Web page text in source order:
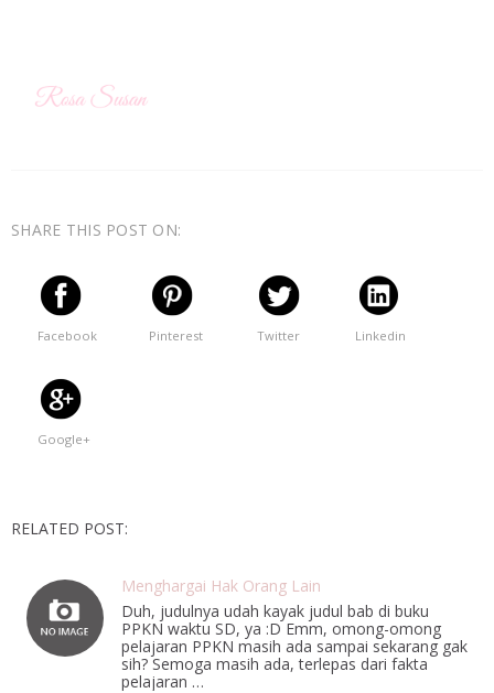
SHARE THIS POST ON:
Facebook Pinterest Twitter Linkedin
Google+
RELATED POST:
Menghargai Hak Orang Lain
Duh, judulnya udah kayak judul bab di buku
PPKN waktu SD, ya :D Emm, omong-omong
pelajaran PPKN masih ada sampai sekarang gak
sih? Semoga masih ada, terlepas dari fakta
pelajaran …